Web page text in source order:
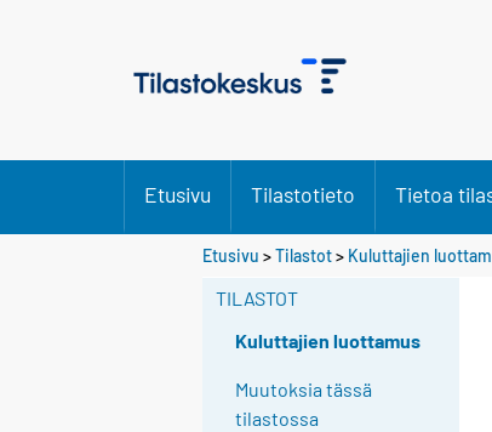
Etusivu Tilastotieto Tietoa
Etusivu >Tilastot> Kuluttajien
TILASTOT
Kuluttajien luottamus
Muutoksia tässä
tilastossa